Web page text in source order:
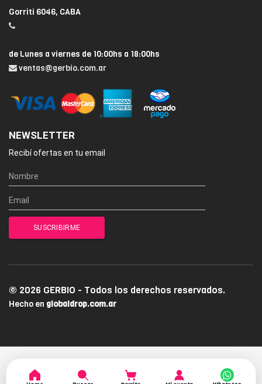
Gorriti 6046, CABA
de Lunes a viernes de 10:00hs a 18:00hs
ventas@gerbio.com.ar
NEWSLETTER
Recibí ofertas en tu email
© 2026 GERBIO - Todos los derechos reservados.
Hecho en globaldrop.com.ar